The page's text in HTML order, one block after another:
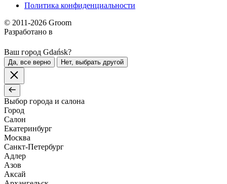
Политика конфиденциальности
© 2011-2026 Groom
Разработано в
Ваш город Gdańsk?
Да, все верно Нет, выбрать другой
Выбор города и салона
Город
Салон
Екатеринбург
Москва
Санкт-Петербург
Адлер
Азов
Аксай